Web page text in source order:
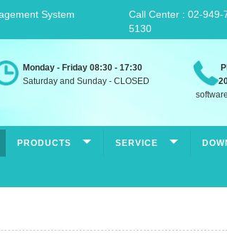
System
Call Center : 02-
5130
Monday - Friday 08:30 - 17:30
Saturday and Sunday - CLOSED
PRODUCTS SERVICE